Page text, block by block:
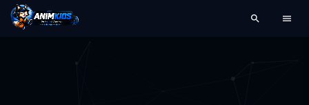
search menu